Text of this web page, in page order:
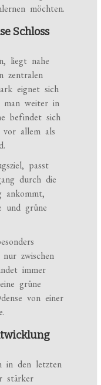
möchten.
Schloss
liegt nahe
zentralen
eignet sich
man weiter in
befindet sich
allem als
passt
durch die
ankommt,
und grüne
zwischen
immer
grüne
von einer
in den letzten
stärker